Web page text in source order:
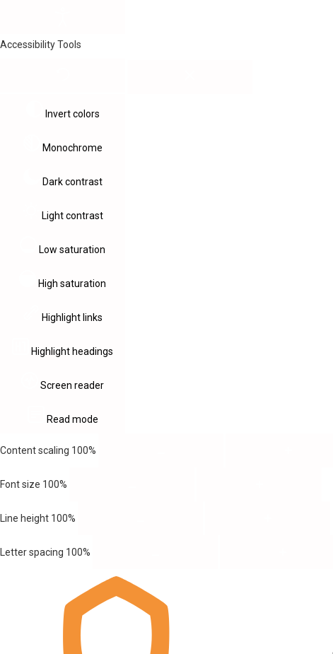
Accessibility Tools
Invert colors
Monochrome
Dark contrast
Light contrast
Low saturation
High saturation
Highlight links
Highlight headings
Screen reader
Read mode
Content scaling 100%
Font size 100%
Line height 100%
Letter spacing 100%